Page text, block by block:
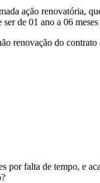
ação renovatória,
de 01 ano a 06
renovação do contrato
falta de tempo, e